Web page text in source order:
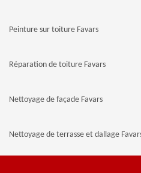
Peinture sur toiture Favars
Réparation de toiture Favars
Nettoyage de façade Favars
Nettoyage de terrasse et dallage